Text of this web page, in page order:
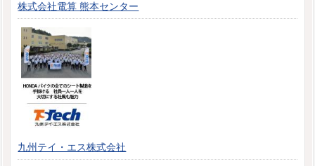
株式会社電算 熊本センター
九州テイ・エス株式会社